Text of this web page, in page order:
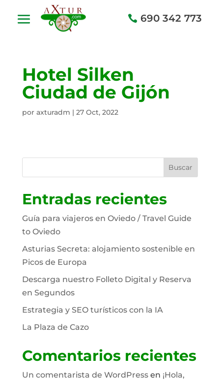
690 342 773
Hotel Silken
Ciudad de Gijón
por axturadm | 27 Oct, 2022
Buscar
Entradas recientes
Guía para viajeros en Oviedo / Travel Guide
to Oviedo
Asturias Secreta: alojamiento sostenible en
Picos de Europa
Descarga nuestro Folleto Digital y Reserva
en Segundos
Estrategia y SEO turísticos con la IA
La Plaza de Cazo
Comentarios recientes
Un comentarista de WordPressen ¡Hola,